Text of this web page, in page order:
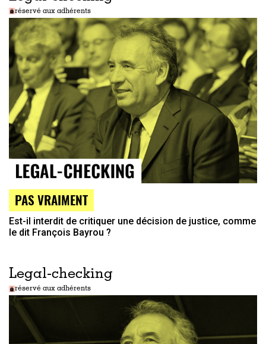
réservé aux adhérents
PAS VRAIMENT
Est-il interdit de critiquer une décision de justice, comme
le dit François Bayrou ?
Legal-checking
réservé aux adhérents